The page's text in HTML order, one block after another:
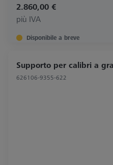
2.860,00 €
più IVA
Disponibile a breve
Supporto per calibri a
626106-9355-622